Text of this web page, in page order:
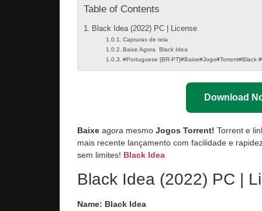
Table of Contents
Black Idea (2022) PC | License
Capturas de tela
Baixe Agora Black Idea
#Portuguese [BR-PT]#Baixe#Jogo#Torrent#Black
Download
Baixe agora mesmo Jogos Torrent! Torrent e
mais recente lançamento com facilidade e
sem limites! Black Idea
Black Idea (2022) PC |
Name: Black Idea